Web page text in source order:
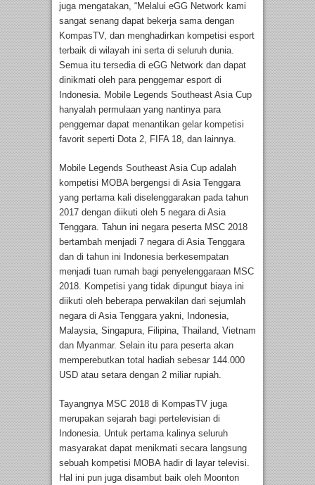
juga mengatakan, “Melalui eGG Network kami
sangat senang dapat bekerja sama dengan
KompasTV, dan menghadirkan kompetisi esport
terbaik di wilayah ini serta di seluruh dunia.
Semua itu tersedia di eGG Network dan dapat
dinikmati oleh para penggemar esport di
Indonesia. Mobile Legends Southeast Asia Cup
hanyalah permulaan yang nantinya para
penggemar dapat menantikan gelar kompetisi
favorit seperti Dota 2, FIFA 18, dan lainnya.
Mobile Legends Southeast Asia Cup adalah
kompetisi MOBA bergengsi di Asia Tenggara
yang pertama kali diselenggarakan pada tahun
2017 dengan diikuti oleh 5 negara di Asia
Tenggara. Tahun ini negara peserta MSC 2018
bertambah menjadi 7 negara di Asia Tenggara
dan di tahun ini Indonesia berkesempatan
menjadi tuan rumah bagi penyelenggaraan MSC
2018. Kompetisi yang tidak dipungut biaya ini
diikuti oleh beberapa perwakilan dari sejumlah
negara di Asia Tenggara yakni, Indonesia,
Malaysia, Singapura, Filipina, Thailand, Vietnam
dan Myanmar. Selain itu para peserta akan
memperebutkan total hadiah sebesar 144.000
USD atau setara dengan 2 miliar rupiah.
Tayangnya MSC 2018 di KompasTV juga
merupakan sejarah bagi pertelevisian di
Indonesia. Untuk pertama kalinya seluruh
masyarakat dapat menikmati secara langsung
sebuah kompetisi MOBA hadir di layar televisi.
Hal ini pun juga disambut baik oleh Moonton